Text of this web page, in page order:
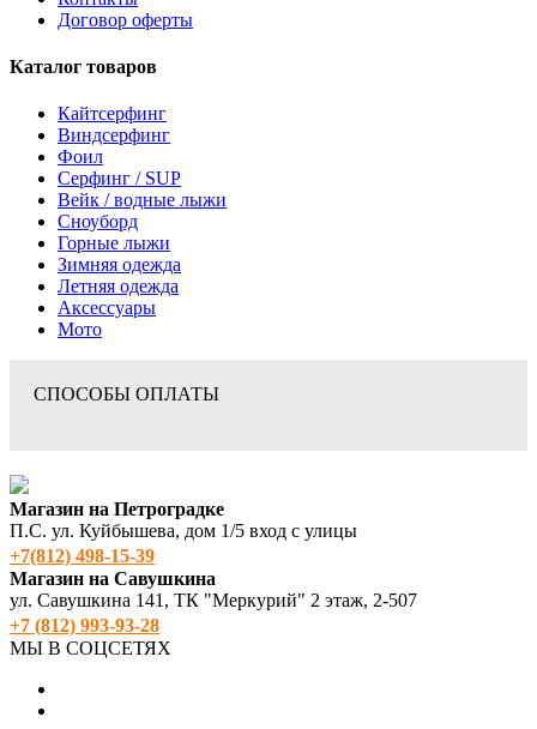
Договор оферты
Каталог товаров
Кайтсерфинг
Виндсерфинг
Фоил
Серфинг / SUP
Вейк / водные лыжи
Сноуборд
Горные лыжи
Зимняя одежда
Летняя одежда
Аксессуары
Мото
СПОСОБЫ ОПЛАТЫ
Магазин на Петроградке
П.С. ул. Куйбышева, дом 1/5 вход с улицы
+7(812) 498‑15-39
Магазин на Савушкина
ул. Савушкина 141, ТК "Меркурий" 2 этаж, 2-507
+7 (812) 993-93-28
МЫ В СОЦСЕТЯХ